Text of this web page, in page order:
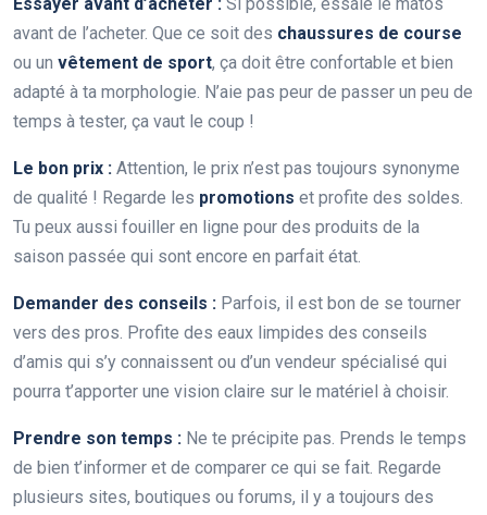
Essayer avant d’acheter : Si possible, essaie le matos
avant de l’acheter. Que ce soit des chaussures de course
ou un vêtement de sport, ça doit être confortable et bien
adapté à ta morphologie. N’aie pas peur de passer un peu de
temps à tester, ça vaut le coup !
Le bon prix : Attention, le prix n’est pas toujours synonyme
de qualité ! Regarde les promotions et profite des soldes.
Tu peux aussi fouiller en ligne pour des produits de la
saison passée qui sont encore en parfait état.
Demander des conseils : Parfois, il est bon de se tourner
vers des pros. Profite des eaux limpides des conseils
d’amis qui s’y connaissent ou d’un vendeur spécialisé qui
pourra t’apporter une vision claire sur le matériel à choisir.
Prendre son temps : Ne te précipite pas. Prends le temps
de bien t’informer et de comparer ce qui se fait. Regarde
plusieurs sites, boutiques ou forums, il y a toujours des